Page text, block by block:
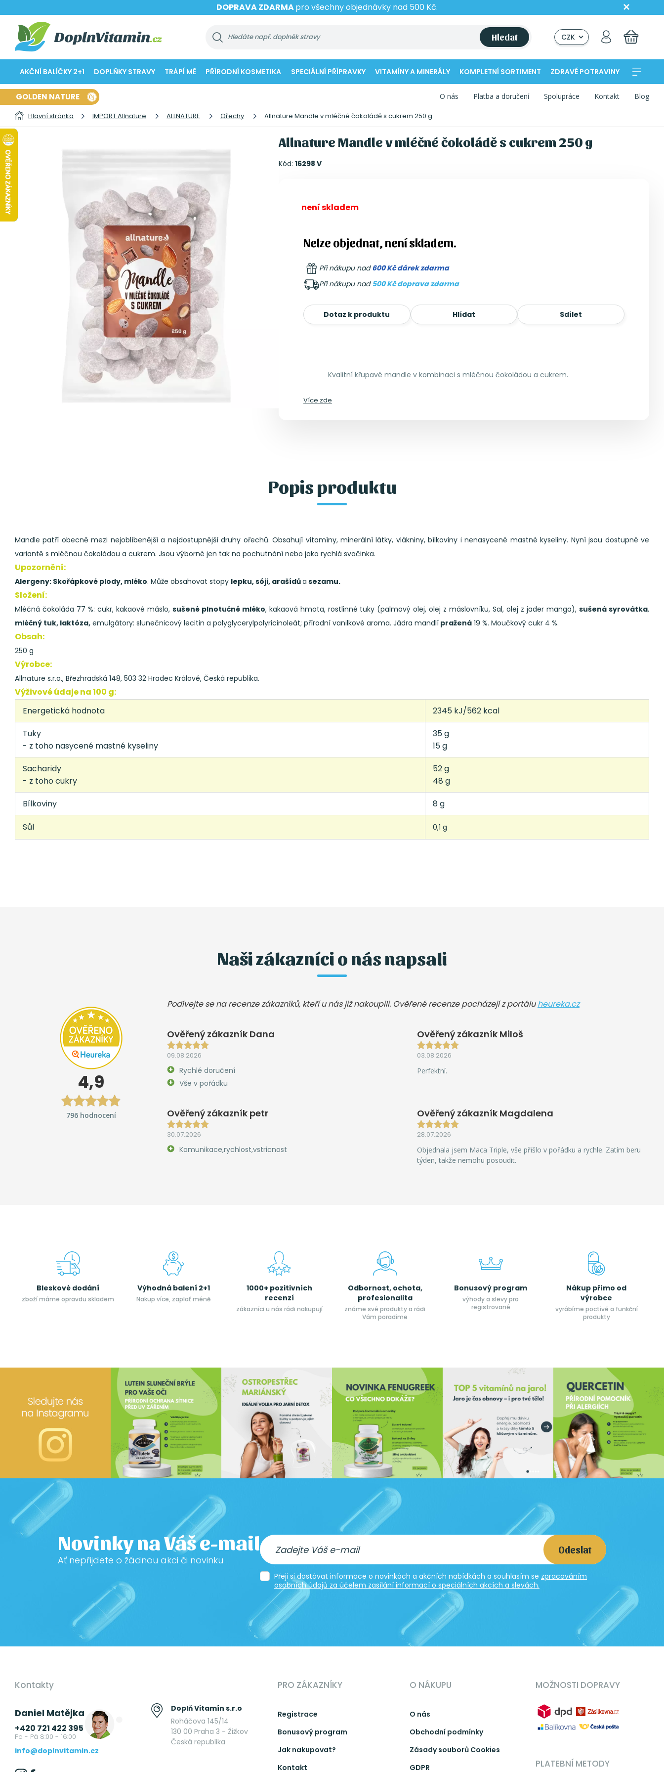
DOPRAVA ZDARMApro všechny objednávky nad 500 Kč.
Hledat CZK
AKČNÍ BALÍČKY 2+1 DOPLŇKY STRAVY TRÁPÍ MĚ PŘÍRODNÍ KOSMETIKA SPECIÁLNÍ PŘÍPRAVKY VITAMÍNY A MINERÁLY KOMPLETNÍ SORTIMENT ZDRAVÉ POTRAVINY
GOLDEN NATURE O nás Platba a doručení Spolupráce Kontakt Blog
Hlavní stránka IMPORT Allnature ALLNATURE Ořechy Allnature Mandle v mléčné čokoládě s cukrem 250 g
Allnature Mandle v mléčné čokoládě s cukrem 250 g
Kód: 16298 V
není skladem
Nelze objednat, není skladem.
Při nákupu nad600 Kč dárek zdarma
Při nákupu nad 500 Kč doprava zdarma
Dotaz k produktu Hlídat Sdílet
Kvalitní křupavé mandle v kombinaci s mléčnou čokoládou a cukrem.
Více zde
Popis produktu
Mandle patří obecně mezi nejoblíbenější a nejdostupnější druhy ořechů. Obsahují vitamíny, minerální látky, vlákniny, bílkoviny i nenasycené mastné kyseliny. Nyní jsou dostupné ve
variantě s mléčnou čokoládou a cukrem. Jsou výborné jen tak na pochutnání nebo jako rychlá svačinka.
Upozornění:
Alergeny: Skořápkové plody, mléko. Může obsahovat stopy lepku, sóji, arašídůa sezamu.
Složení:
Mléčná čokoláda 77 %: cukr, kakaové máslo, sušené plnotučné mléko, kakaová hmota, rostlinné tuky (palmový olej, olej z máslovníku, Sal, olej z jader manga),sušená syrovátka,
mléčný tuk, laktóza, emulgátory: slunečnicový lecitin a polyglycerylpolyricinoleát; přírodní vanilkové aroma. Jádra mandlí pražená 19 %. Moučkový cukr 4 %.
Obsah:
250 g
Výrobce:
Allnature s.r.o., Březhradská 148, 503 32 Hradec Králové, Česká republika.
Výživové údaje na 100 g:
Energetická hodnota
2345 kJ/562 kcal
Tuky
- z toho nasycené mastné kyseliny
35 g
15 g
Sacharidy
- z toho cukry
52 g
48 g
Bílkoviny
8 g
Sůl 0,1 g
Naši zákazníci o nás napsali
4,9
796 hodnocení
Podívejte se na recenze zákazníků, kteří u nás již nakoupili. Ověřené recenze pocházejí z portáluheureka.cz
Ověřený zákazník Dana
09.08.2026
Rychlé doručení
Vše v pořádku
Ověřený zákazník Miloš
03.08.2026
Perfektní.
Ověřený zákazník petr
30.07.2026
Komunikace,rychlost,vstricnost
Ověřený zákazník Magdalena
28.07.2026
Objednala jsem Maca Triple, vše přišlo v pořádku a rychle. Zatím beru
týden, takže nemohu posoudit.
Bleskové dodání
zboží máme opravdu skladem
Výhodná balení 2+1
Nakup více, zaplať méně
1000+ pozitivních
recenzí
zákazníci u nás rádi nakupují
Odbornost, ochota,
profesionalita
známe své produkty a rádi
Vám poradíme
Bonusový program
výhody a slevy pro
registrované
Nákup přímo od
výrobce
vyrábíme poctívé a funkční
produkty
Novinky na Váš e-mail
Ať nepřijdete o žádnou akci či novinku
Odeslat
Přeji si dostávat informace o novinkách a akčních nabídkách a souhlasím se zpracováním
osobních údajů za účelem zasílání informací o speciálních akcích a slevách.
Kontakty
Daniel Matějka
+420 721 422 395
Po - Pá 8:00 - 16:00
info@doplnvitamin.cz
Doplň Vitamín s.r.o
Roháčova 145/14
130 00 Praha 3 - Žižkov
Česká republika
PRO ZÁKAZNÍKY
Registrace
Bonusový program
Jak nakupovat?
Kontakt
O NÁKUPU
O nás
Obchodní podmínky
Zásady souborů Cookies
GDPR
MOŽNOSTI DOPRAVY
PLATEBNÍ METODY